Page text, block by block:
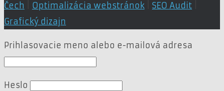
Čech
Optimalizácia webstránok SEO Audit
Grafický dizajn
Prihlasovacie meno alebo e-mailová adresa
Heslo